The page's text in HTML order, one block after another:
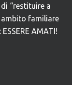
“restituire a
ambito familiare
AMATI!